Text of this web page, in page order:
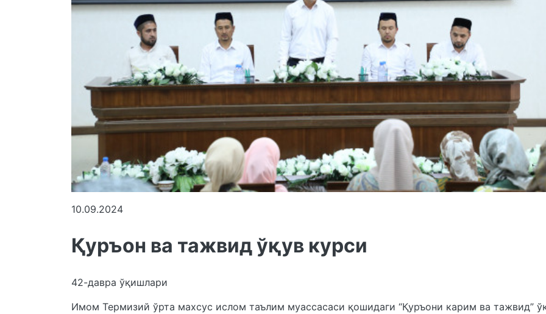
10.09.2024
Қуръон ва тажвид ўқув курси
42-давра ўқишлари
Имом Термизий ўрта махсус ислом таълим муассасаси қошидаги “Қуръони карим ва тажвид”